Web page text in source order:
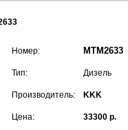
Номер: MTM2633
Тип: Дизель
Производитель: KKK
Цена: 33300 р.